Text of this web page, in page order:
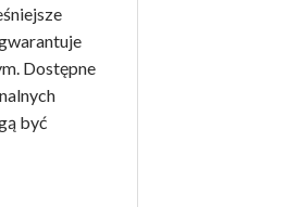
Dostępne
być